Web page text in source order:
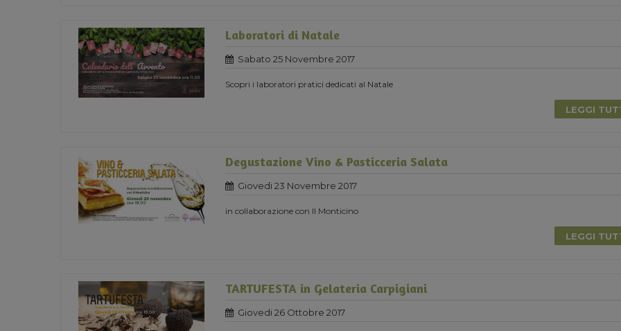
Laboratori di Natale
Sabato 25 Novembre 2017
Scopri i laboratori pratici dedicati al Natale
LEGGI
Degustazione Vino & Pasticceria Salata
Giovedi 23 Novembre 2017
in collaborazione con Il Monticino
LEGGI
TARTUFESTA in Gelateria Carpigiani
Giovedi 26 Ottobre 2017